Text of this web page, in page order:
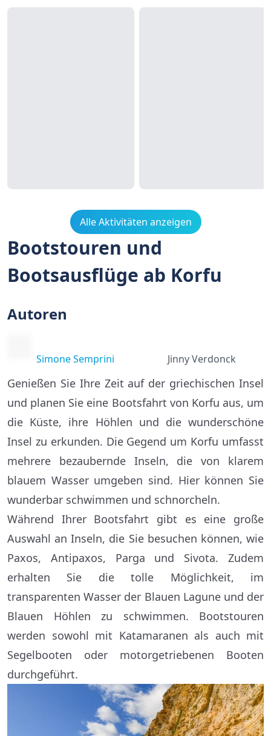
Alle Aktivitäten anzeigen
Bootstouren und
Bootsausflüge ab Korfu
Autoren
Simone Semprini Jinny Verdonck
Genießen Sie Ihre Zeit auf der griechischen Insel
und planen Sie eine Bootsfahrt von Korfu aus, um
die Küste, ihre Höhlen und die wunderschöne
Insel zu erkunden. Die Gegend um Korfu umfasst
mehrere bezaubernde Inseln, die von klarem
blauem Wasser umgeben sind. Hier können Sie
wunderbar schwimmen und schnorcheln.
Während Ihrer Bootsfahrt gibt es eine große
Auswahl an Inseln, die Sie besuchen können, wie
Paxos, Antipaxos, Parga und Sivota. Zudem
erhalten Sie die tolle Möglichkeit, im
transparenten Wasser der Blauen Lagune und der
Blauen Höhlen zu schwimmen. Bootstouren
werden sowohl mit Katamaranen als auch mit
Segelbooten oder motorgetriebenen Booten
durchgeführt.